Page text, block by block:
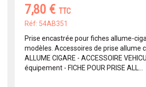
7,80 € TTC
Réf: 54AB351
Prise encastrée pour fiches allume-
modèles. Accessoires de prise allume
ALLUME CIGARE - ACCESSOIRE
équipement - FICHE POUR PRISE ALL...